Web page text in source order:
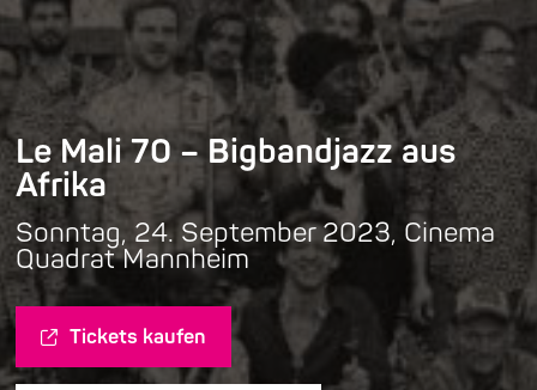
Le Mali 70 – Bigbandjazz aus
Afrika
Sonntag, 24. September 2023, Cinema
Quadrat Mannheim
Tickets kaufen